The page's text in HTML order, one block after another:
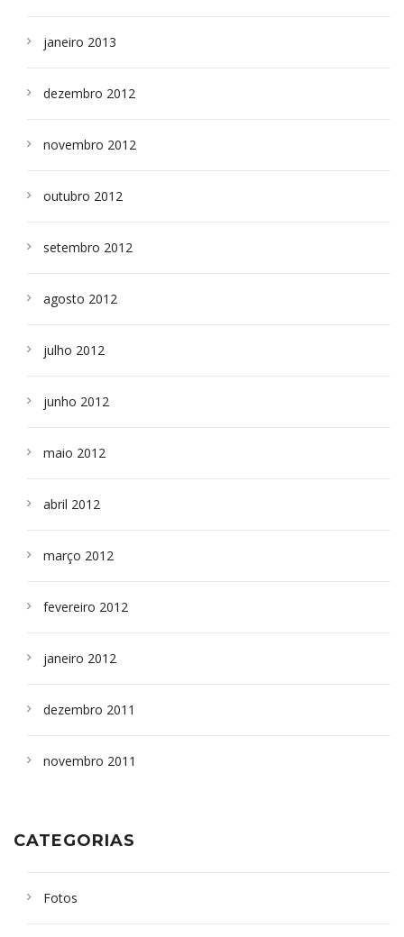
janeiro 2013
dezembro 2012
novembro 2012
outubro 2012
setembro 2012
agosto 2012
julho 2012
junho 2012
maio 2012
abril 2012
março 2012
fevereiro 2012
janeiro 2012
dezembro 2011
novembro 2011
CATEGORIAS
Fotos